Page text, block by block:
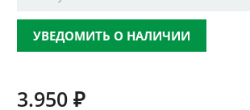
УВЕДОМИТЬ О НАЛИЧИИ
3.950 ₽